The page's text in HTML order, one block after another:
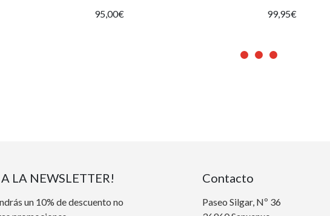
95,00€ 99,95€
A LA NEWSLETTER!
un 10% de descuento no
Contacto
Paseo Silgar, Nº 36